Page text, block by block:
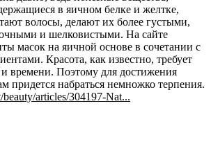
в яичном белке и желтке,
волосы, делают их более густыми,
и шелковистыми. На сайте
масок на яичной основе в сочетании с
Красота, как известно, требует
времени. Поэтому для достижения
придется набраться немножко терпения.
articles/304197-Nat...